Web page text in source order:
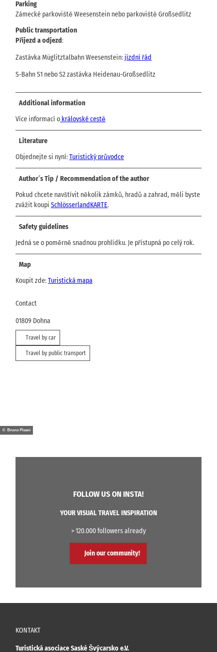
Parking
Zámecké parkoviště Weesenstein nebo parkoviště Großsedlitz
Public transportation
Příjezd a odjezd:
Zastávka Müglitztalbahn Weesenstein: jízdní řád
S-Bahn S1 nebo S2 zastávka Heidenau-Großsedlitz
Additional information
Více informací o královské cestě
Literature
Objednejte si nyní:Turistický průvodce
Author´s Tip / Recommendation of the author
Pokud chcete navštívit několik zámků, hradů a zahrad, měli byste
zvážit koupi SchlösserlandKARTE.
Safety guidelines
Jedná se o poměrně snadnou prohlídku. Je přístupná po celý rok.
Map
Koupit zde:Turistická mapa
Contact
01809 Dohna
Travel by car
Travel by public transport
© Bruno Pisani
FOLLOW US ON INSTA!
YOUR VISUAL TRAVEL INSPIRATION
> 120.000 followers already
Join our community!
KONTAKT
Turistická asociace Saské Švýcarsko e.V.